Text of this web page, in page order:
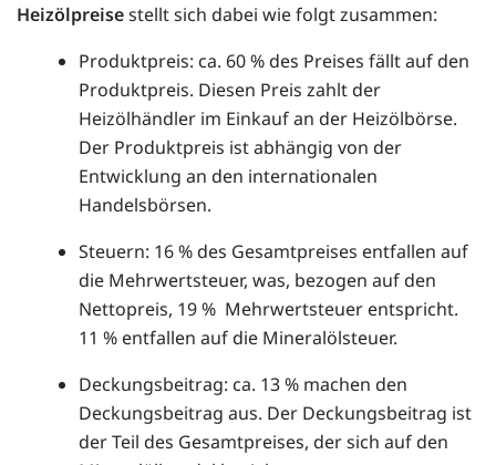
Heizölpreisestellt sich dabei wie folgt zusammen:
Produktpreis: ca. 60 % des Preises fällt auf den
Produktpreis. Diesen Preis zahlt der
Heizölhändler im Einkauf an der Heizölbörse.
Der Produktpreis ist abhängig von der
Entwicklung an den internationalen
Handelsbörsen.
Steuern: 16 % des Gesamtpreises entfallen auf
die Mehrwertsteuer, was, bezogen auf den
Nettopreis, 19 % Mehrwertsteuer entspricht.
11 % entfallen auf die Mineralölsteuer.
Deckungsbeitrag: ca. 13 % machen den
Deckungsbeitrag aus. Der Deckungsbeitrag ist
der Teil des Gesamtpreises, der sich auf den